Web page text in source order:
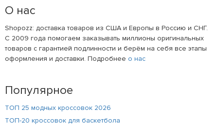
О нас
Shopozz: доставка товаров из США и Европы в Россию и СНГ.
С 2009 года помогаем заказывать миллионы оригинальных
товаров с гарантией подлинности и берём на себя все этапы
оформления и доставки. Подробнее о нас
Популярное
ТОП 25 модных кроссовок 2026
ТОП-20 кроссовок для баскетбола